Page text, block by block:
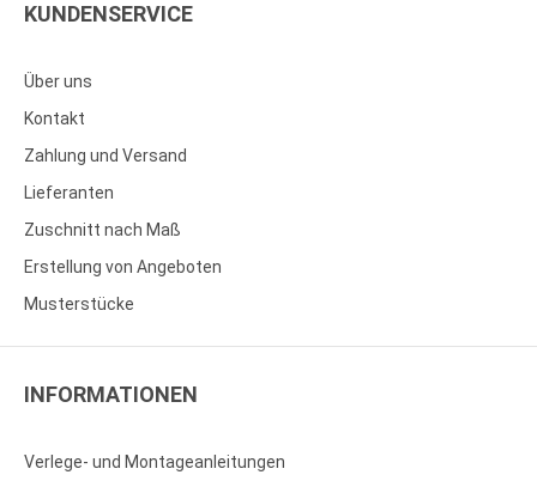
KUNDENSERVICE
Über uns
Kontakt
Zahlung und Versand
Lieferanten
Zuschnitt nach Maß
Erstellung von Angeboten
Musterstücke
INFORMATIONEN
Verlege- und Montageanleitungen